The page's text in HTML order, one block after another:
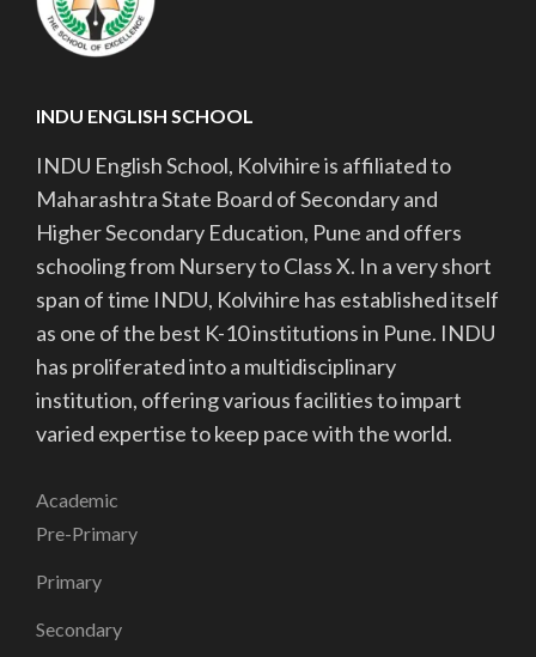
INDU ENGLISH SCHOOL
INDU English School, Kolvihire is affiliated to
Maharashtra State Board of Secondary and
Higher Secondary Education, Pune and offers
schooling from Nursery to Class X. In a very short
span of time INDU, Kolvihire has established itself
as one of the best K-10 institutions in Pune. INDU
has proliferated into a multidisciplinary
institution, offering various facilities to impart
varied expertise to keep pace with the world.
Academic
Pre-Primary
Primary
Secondary